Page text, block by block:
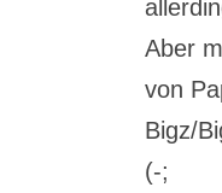
Aber
von
Bigz/
(-;